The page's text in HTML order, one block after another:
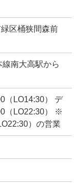
区桶狭間森前
南大高駅から
（LO14:30） デ
（LO22:30） ※
）の営業